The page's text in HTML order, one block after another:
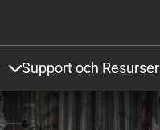
Support och Resurser